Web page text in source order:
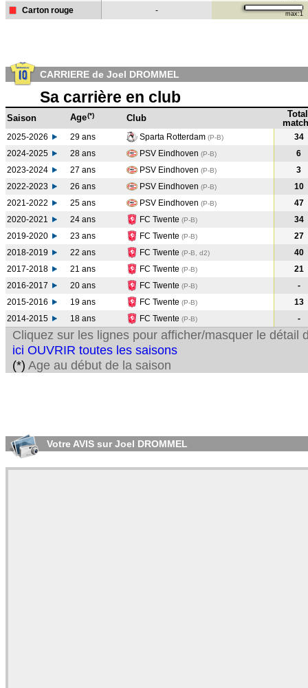
Carton rouge - max:1
CARRIERE de Joel DROMMEL
Sa carrière en club
Saison Age(*) Club
Total
2025-2026 29 ans Sparta Rotterdam (P-B)
34
2024-2025
28 ans PSV Eindhoven (P-B)
6
2023-2024
27 ans PSV Eindhoven (P-B)
3
2022-2023
26 ans PSV Eindhoven (P-B)
10
2021-2022
25 ans PSV Eindhoven (P-B)
47
2020-2021
24 ans FC Twente (P-B)
34
2019-2020
23 ans FC Twente (P-B)
27
2018-2019
22 ans FC Twente (P-B, d2)
40
2017-2018
21 ans FC Twente (P-B)
21
2016-2017
20 ans FC Twente (P-B)
-
2015-2016
19 ans FC Twente (P-B)
13
2014-2015
18 ans FC Twente (P-B) -
Cliquez sur les lignes pour afficher/masquer le détail
ici OUVRIR toutes les saisons
(*) Age au début de la saison
Votre AVIS sur Joel DROMMEL